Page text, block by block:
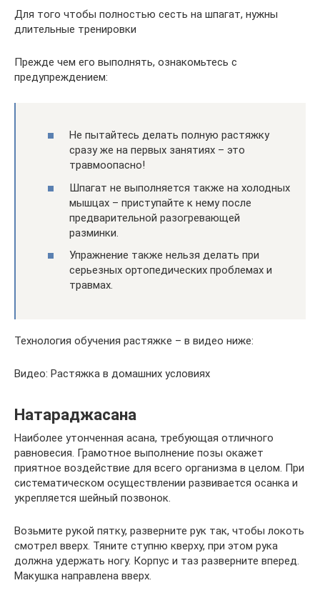
Для того чтобы полностью сесть на шпагат, нужны
длительные тренировки
Прежде чем его выполнять, ознакомьтесь с
предупреждением:
Не пытайтесь делать полную растяжку
сразу же на первых занятиях – это
травмоопасно!
Шпагат не выполняется также на холодных
мышцах – приступайте к нему после
предварительной разогревающей
разминки.
Упражнение также нельзя делать при
серьезных ортопедических проблемах и
травмах.
Технология обучения растяжке – в видео ниже:
Видео: Растяжка в домашних условиях
Натараджасана
Наиболее утонченная асана, требующая отличного
равновесия. Грамотное выполнение позы окажет
приятное воздействие для всего организма в целом. При
систематическом осуществлении развивается осанка и
укрепляется шейный позвонок.
Возьмите рукой пятку, разверните рук так, чтобы локоть
смотрел вверх. Тяните ступню кверху, при этом рука
должна удержать ногу. Корпус и таз разверните вперед.
Макушка направлена вверх.